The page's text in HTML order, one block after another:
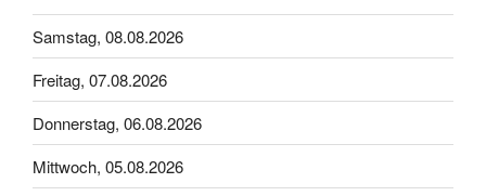
Samstag, 08.08.2026
Freitag, 07.08.2026
Donnerstag, 06.08.2026
Mittwoch, 05.08.2026